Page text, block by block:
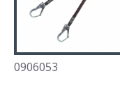
0906053